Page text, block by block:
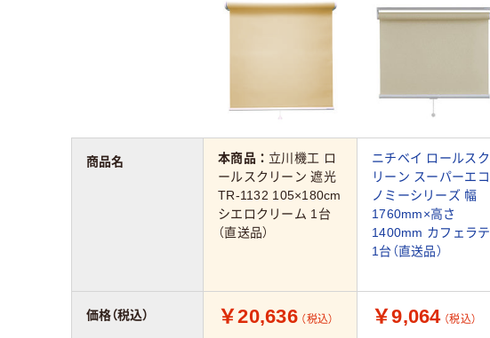
本商品： 立川機工 ロ
ールスクリーン 遮光
TR-1132 105×180cm
シエロクリーム 1台
（直送品）
ニチベイ ロールスク
リーン スーパーエコ
ノミーシリーズ 幅
1760mm×高さ
1400mm カフェラテ
1台（直送品）
￥20,636 （税込） ￥9,064 （税込）
商品名
価格（税込）